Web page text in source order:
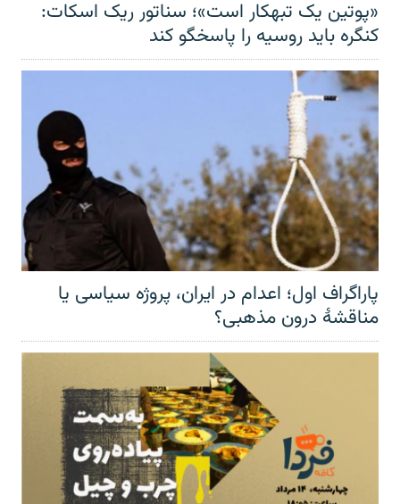
«پوتین یک تبهکار است»؛ سناتور ریک اسکات:
کنگره باید روسیه را پاسخگو کند
پاراگراف اول؛ اعدام در ایران، پروژه سیاسی یا
مناقشهٔ درون مذهبی؟